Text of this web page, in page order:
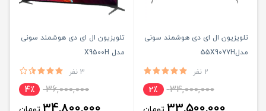
تلویزیون ال ای دی هوشمند سونی
مدل55X9077H
2 نفر
34,000,000 2٪
تلویزیون ال ای دی هوشمند سونی
مدل X9500H
3 نفر
36,000,000 4٪